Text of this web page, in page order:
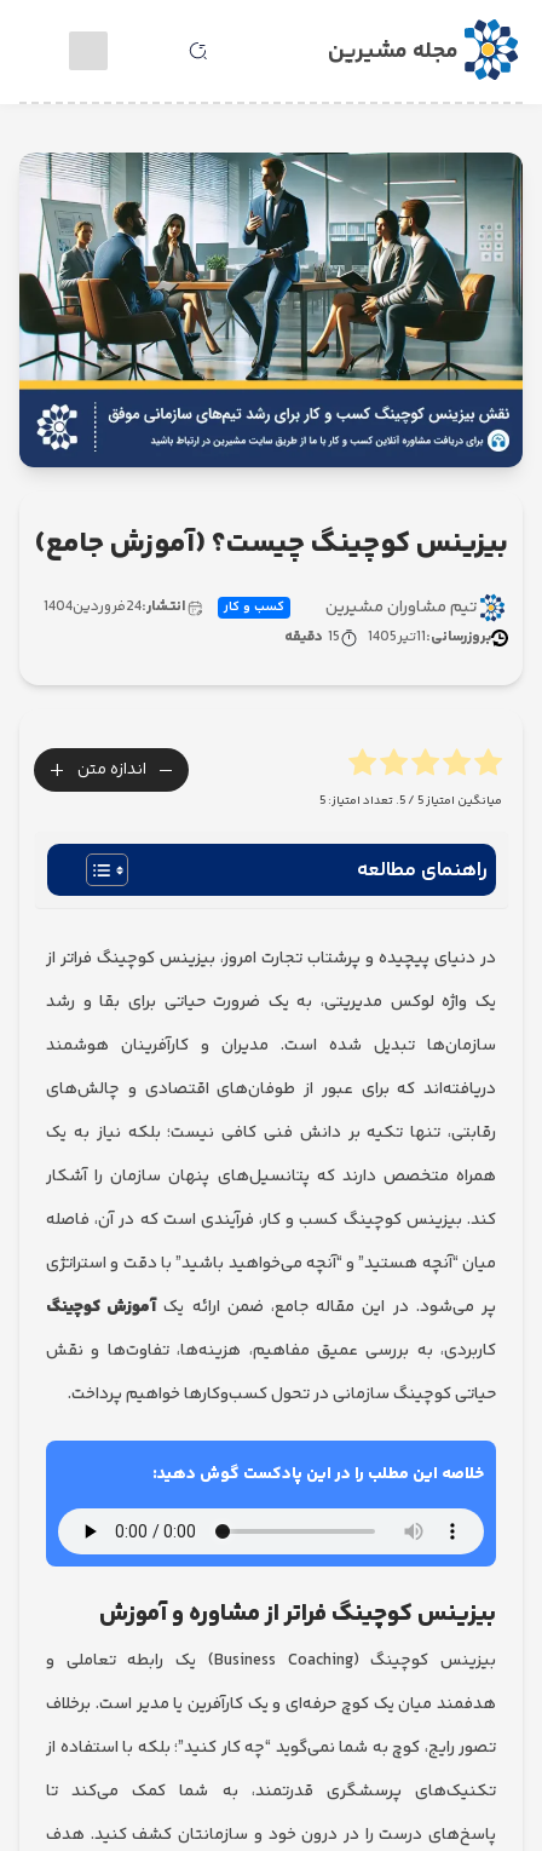
مجله مشیرین
آنلاین
کوچینگ چیست؟ (آموزش جامع)
مشاوران مشیرین کسب و کار انتشار:24 فروردین1404
11تیر1405
15 دقیقه
اندازه متن +
5/ 5. تعداد امتیاز: 5
مطالعه
پیچیده و پرشتاب تجارت امروز، بیزینس کوچینگ فراتر از
لوکس مدیریتی، به یک ضرورت حیاتی برای بقا و رشد
تبدیل شده است. مدیران و کارآفرینان هوشمند
که برای عبور از طوفان‌های اقتصادی و چالش‌های
تنها تکیه بر دانش فنی کافی نیست؛ بلکه نیاز به یک
متخصص دارند که پتانسیل‌های پنهان سازمان را آشکار
کوچینگ کسب و کار، فرآیندی است که در آن، فاصله
هستید” و “آنچه می‌خواهید باشید” با دقت و استراتژی
در این مقاله جامع، ضمن ارائه یکآموزش کوچینگ
به بررسی عمیق مفاهیم، هزینه‌ها، تفاوت‌ها و نقش
کوچینگ سازمانی در تحول کسب‌وکارها خواهیم پرداخت.
این مطلب را در این پادکست گوش دهید:
کوچینگ فراتر از مشاوره و آموزش
بیزینس کوچینگ (Business Coaching) یک رابطه تعاملی و
میان یک کوچ حرفه‌ای و یک کارآفرین یا مدیر است. برخلاف
کوچ به شما نمی‌گوید “چه کار کنید”؛ بلکه با استفاده از
پرسشگری قدرتمند، به شما کمک می‌کند تا
درست را در درون خود و سازمانتان کشف کنید. هدف